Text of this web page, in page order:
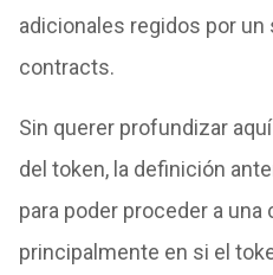
adicionales regidos por
contracts.
Sin querer profundizar
del token, la definición
para poder proceder a
principalmente en si el